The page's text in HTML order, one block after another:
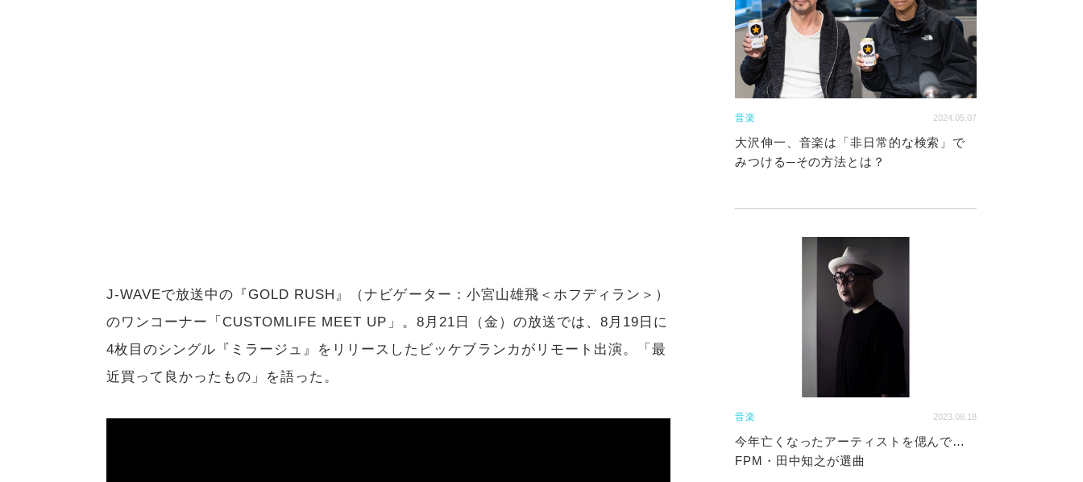
J-WAVEで放送中の『GOLD RUSH』（ナビゲーター：小宮山雄飛＜ホフディラン＞）
のワンコーナー「CUSTOMLIFE MEET UP」。8月21日（金）の放送では、8月19日に
4枚目のシングル『ミラージュ』をリリースしたビッケブランカがリモート出演。「最
近買って良かったもの」を語った。
音楽 2024.05.07
大沢伸一、音楽は「非日常的な検索」で
みつける─その方法とは？
音楽 2023.08.18
今年亡くなったアーティストを偲んで…
FPM・田中知之が選曲